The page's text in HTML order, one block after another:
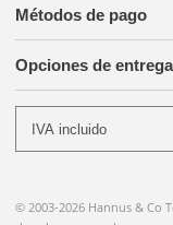
Métodos de pago
Opciones de entrega
© 2003-2026 Hannus & Co